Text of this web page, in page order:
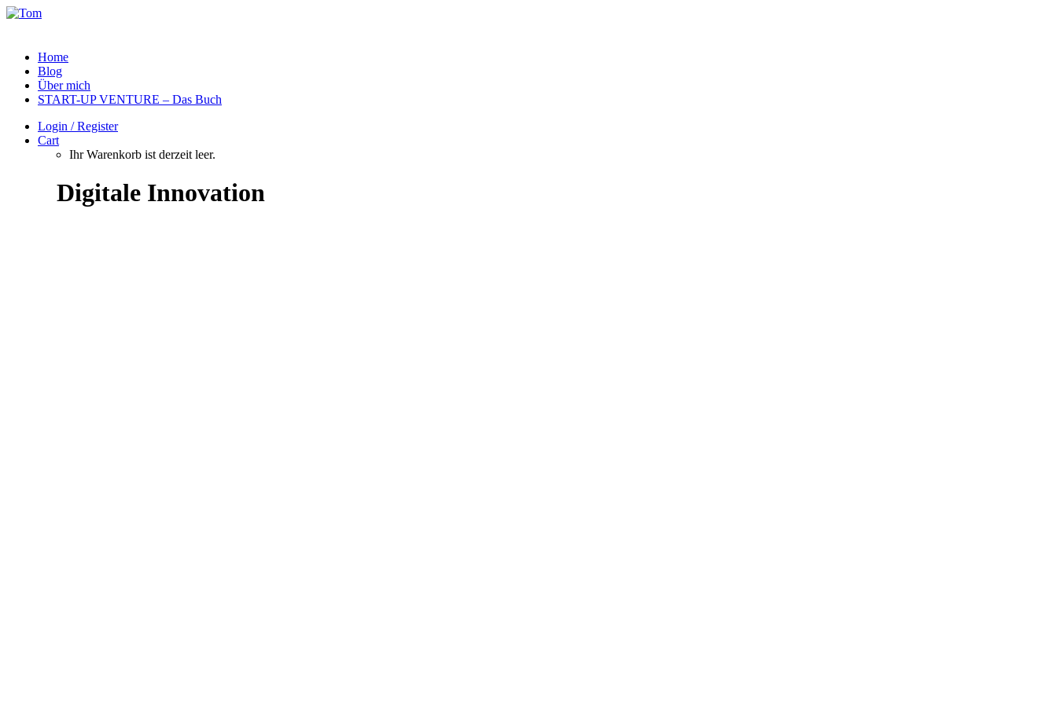
Home
Blog
Über mich
START-UP VENTURE – Das Buch
Login / Register
Cart
Ihr Warenkorb ist derzeit leer.
Digitale Innovation